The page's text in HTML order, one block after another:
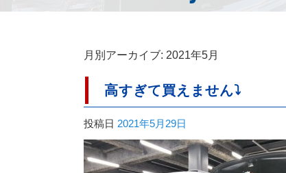
月別アーカイブ: 2021年5月
高すぎて買えません⤵︎
投稿日 2021年5月29日